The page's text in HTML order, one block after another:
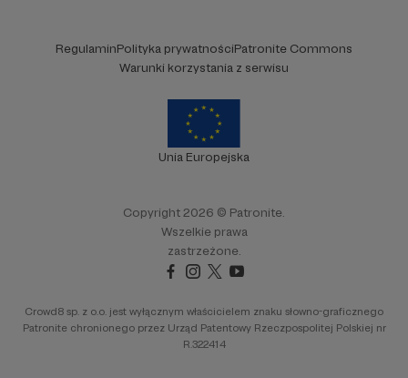
RegulaminPolityka prywatnościPatronite Commons
Warunki korzystania z serwisu
Unia Europejska
Copyright 2026 © Patronite.
Wszelkie prawa
zastrzeżone.
Crowd8 sp. z o.o. jest wyłącznym właścicielem znaku słowno-graficznego
Patronite chronionego przez Urząd Patentowy Rzeczpospolitej Polskiej nr
R.322414